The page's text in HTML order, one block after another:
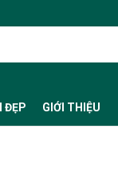
ĐẸP GIỚI THIỆU